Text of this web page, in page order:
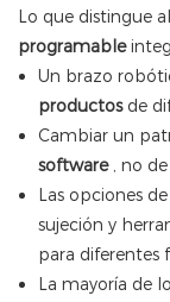
Lo que distingue
programable
Un brazo
productos de
Cambiar un
software , no
Las opciones
sujeción y
para diferentes
La mayoría de